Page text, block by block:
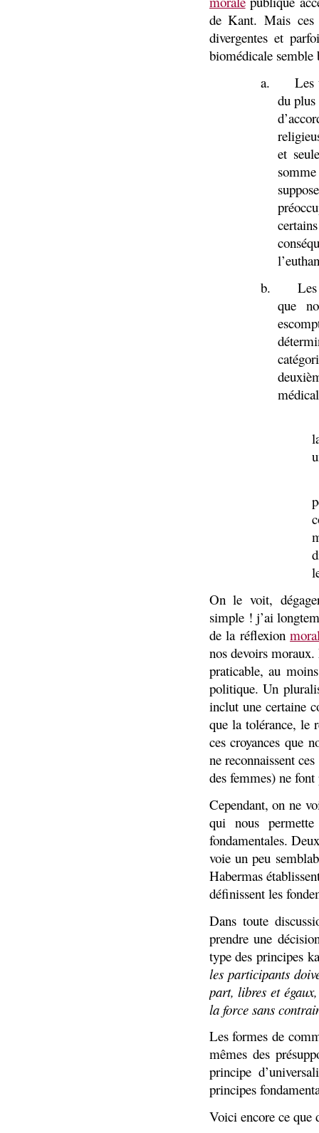
de Kant. Mais ces
divergentes et
biomédicale semble
a.
Les
du
et
b.
que
On le voit,
simple ! j’ai
de la réflexion
nos devoirs
praticable, au
politique. Un
inclut une certaine
que la tolérance, le
ces croyances que
ne reconnaissent
des femmes) ne
Cependant, on ne
qui nous
fondamentales.
voie un peu
Habermas
définissent les
Dans toute
prendre une
type des principes
les participants
part, libres et
la force sans
Les formes de
mêmes des
principe
principes
Voici encore ce que